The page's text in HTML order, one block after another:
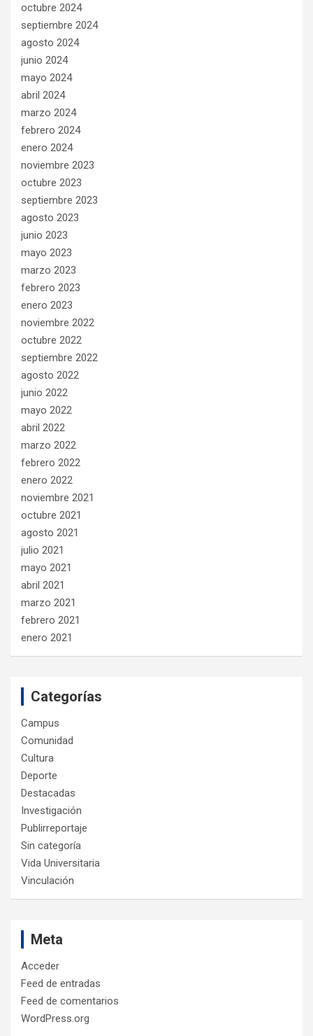
octubre 2024
septiembre 2024
agosto 2024
junio 2024
mayo 2024
abril 2024
marzo 2024
febrero 2024
enero 2024
noviembre 2023
octubre 2023
septiembre 2023
agosto 2023
junio 2023
mayo 2023
marzo 2023
febrero 2023
enero 2023
noviembre 2022
octubre 2022
septiembre 2022
agosto 2022
junio 2022
mayo 2022
abril 2022
marzo 2022
febrero 2022
enero 2022
noviembre 2021
octubre 2021
agosto 2021
julio 2021
mayo 2021
abril 2021
marzo 2021
febrero 2021
enero 2021
Categorías
Campus
Comunidad
Cultura
Deporte
Destacadas
Investigación
Publirreportaje
Sin categoría
Vida Universitaria
Vinculación
Meta
Acceder
Feed de entradas
Feed de comentarios
WordPress.org